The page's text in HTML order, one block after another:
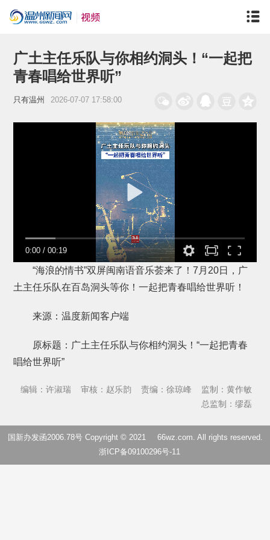
广土主任乐队与你相约洞头！“一起把
青春唱给世界听”
只有温州 2026-07-07 17:58:00
0:00 /00:19
“海浪的情书”双屏闽南语音乐荟来了！7月20日，广
土主任乐队在百岛洞头等你！一起把青春唱给世界听！
来源：温度新闻客户端
原标题：广土主任乐队与你相约洞头！“一起把青春
唱给世界听”
编辑：许淑瑞 审核：赵乐韵 责编：徐琼峰
监制：黄作敏
总监制：缪磊
国新办发函2006.78号 Copyright © 2021 66wz.com. All rights reserved.
浙ICP备09100296号-11